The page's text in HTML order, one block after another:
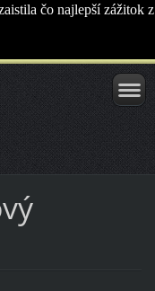
čo najlepší zážitok z